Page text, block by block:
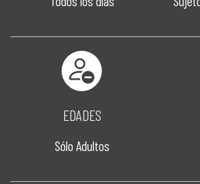
EDADES
Sólo Adultos